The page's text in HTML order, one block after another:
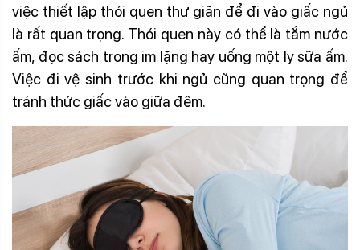
việc thiết lập thói quen thư giãn để đi vào giấc ngủ
là rất quan trọng. Thói quen này có thể là tắm nước
ấm, đọc sách trong im lặng hay uống một ly sữa ấm.
Việc đi vệ sinh trước khi ngủ cũng quan trọng để
tránh thức giấc vào giữa đêm.